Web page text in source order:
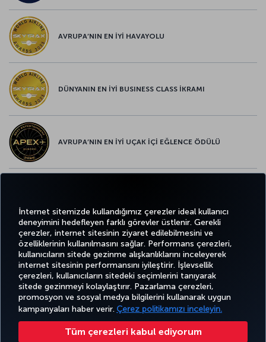
İnternet sitemizde kullandığımız çerezler ideal kullanıcı
deneyimini hedefleyen farklı görevler üstlenir. Gerekli
çerezler, internet sitesinin ziyaret edilebilmesini ve
özelliklerinin kullanılmasını sağlar. Performans çerezleri,
kullanıcıların sitede gezinme alışkanlıklarını inceleyerek
internet sitesinin performansını iyileştirir. İşlevsellik
çerezleri, kullanıcıların sitedeki seçimlerini tanıyarak
sitede gezinmeyi kolaylaştırır. Pazarlama çerezleri,
promosyon ve sosyal medya bilgilerini kullanarak uygun
kampanyaları haber verir. Çerez politikamızı inceleyin.
Tüm çerezleri kabul ediyorum
AVRUPA’NIN EN İYİ HAVAYOLU
DÜNYANIN EN İYİ BUSINESS CLASS İKRAMI
AVRUPA’NIN EN İYİ UÇAK İÇİ EĞLENCE ÖDÜLÜ
TwitterFacebook
Instagram
YoutubeLinkedIn
TiktokBlogPinterest
BİLET
AL VE
YÖNET
DENEYİM
FIRSATLAR
VE UÇUŞ
NOKTALARI
YARDIM
TURKISH
AIRLINES
HOLIDAYS
MILES&SMILES